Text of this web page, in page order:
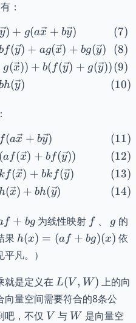
：
\begin{align}
y) + g(ax + by)
f(y) + ag(x) + bg(y)
g(x)) + b( f(y) + g(y))
(y)
\begin{align}
f(ax + by)
(af(x) + bf(y))
f(x) + bk f(y)
(x) + bh(y)
f + bg 为线性映射 ff 、 g
g 的
果 h(x)
=
(af
+
bg)
(x)
h(x) = (af + bg)(x) 依
凡。）
就是定义在 L(V,
W)
L(V , W) 上的向
量空间需要符合的8条公
吧，不仅 V
V 与 W
W 是向量空